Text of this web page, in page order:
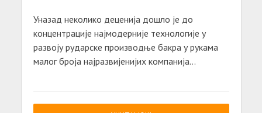
Уназад неколико деценија дошло је до
концентрације најмодерније технологије у
развоју рударске производње бакра у рукама
малог броја најразвијенијих компанија...